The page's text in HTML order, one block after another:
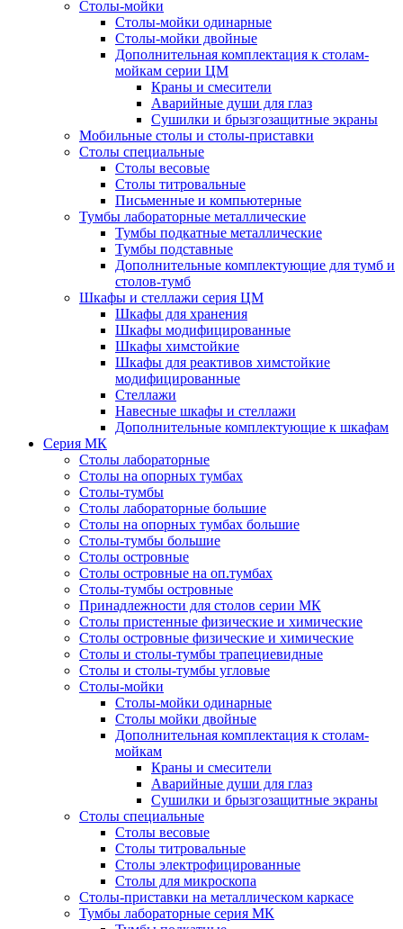
Столы-мойки
Столы-мойки одинарные
Столы-мойки двойные
Дополнительная комплектация к столам-
мойкам серии ЦМ
Краны и смесители
Аварийные души для глаз
Сушилки и брызгозащитные экраны
Мобильные столы и столы-приставки
Столы специальные
Столы весовые
Столы титровальные
Письменные и компьютерные
Тумбы лабораторные металлические
Тумбы подкатные металлические
Тумбы подставные
Дополнительные комплектующие для тумб и
столов-тумб
Шкафы и стеллажи серия ЦМ
Шкафы для хранения
Шкафы модифицированные
Шкафы химстойкие
Шкафы для реактивов химстойкие
модифицированные
Стеллажи
Навесные шкафы и стеллажи
Дополнительные комплектующие к шкафам
Серия МК
Столы лабораторные
Столы на опорных тумбах
Столы-тумбы
Столы лабораторные большие
Столы на опорных тумбах большие
Столы-тумбы большие
Столы островные
Столы островные на оп.тумбах
Столы-тумбы островные
Принадлежности для столов серии МК
Столы пристенные физические и химические
Столы островные физические и химические
Столы и столы-тумбы трапециевидные
Столы и столы-тумбы угловые
Столы-мойки
Столы-мойки одинарные
Столы мойки двойные
Дополнительная комплектация к столам-
мойкам
Краны и смесители
Аварийные души для глаз
Сушилки и брызгозащитные экраны
Столы специальные
Столы весовые
Столы титровальные
Столы электрофицированные
Столы для микроскопа
Столы-приставки на металлическом каркасе
Тумбы лабораторные серия МК